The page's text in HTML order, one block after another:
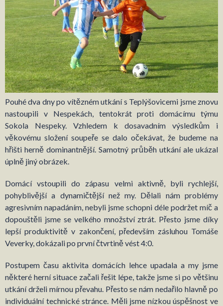
Pouhé dva dny po vítězném utkání s Teplýšovicemi jsme znovu
nastoupili v Nespekách, tentokrát proti domácímu týmu
Sokola Nespeky. Vzhledem k dosavadním výsledkům i
věkovému složení soupeře se dalo očekávat, že budeme na
hřišti herně dominantnější. Samotný průběh utkání ale ukázal
úplně jiný obrázek.
Domácí vstoupili do zápasu velmi aktivně, byli rychlejší,
pohyblivější a dynamičtější než my. Dělali nám problémy
agresivním napadáním, nebyli jsme schopni déle podržet míč a
dopouštěli jsme se velkého množství ztrát. Přesto jsme díky
lepší produktivitě v zakončení, především zásluhou Tomáše
Veverky, dokázali po první čtvrtině vést 4:0.
Postupem času aktivita domácích lehce upadala a my jsme
některé herní situace začali řešit lépe, takže jsme si po většinu
utkání drželi mírnou převahu. Přesto se nám nedařilo hlavně po
individuální technické stránce. Měli jsme nízkou úspěšnost ve